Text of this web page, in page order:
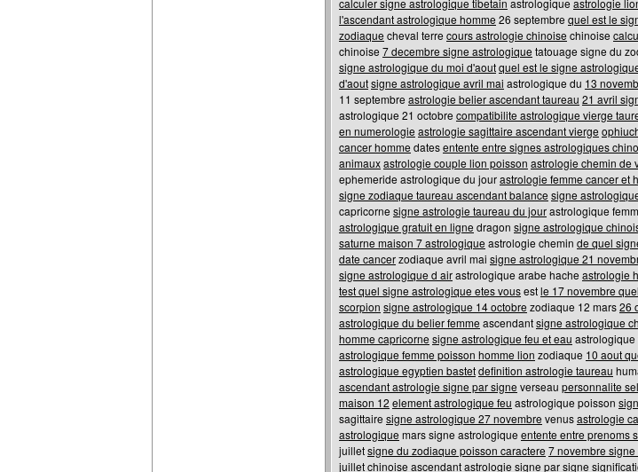
calculer signe astrologique tibetain astrologique astrologie
l'ascendant astrologique homme 26 septembre quel est le
zodiaque cheval terre cours astrologie chinoise chinoise
chinoise 7 decembre signe astrologique tatouage signe du
signe astrologique du moi d'aoutquel est le signe
d'aoutsigne astrologique avril mai astrologique du 13
11 septembre astrologie belier ascendant taureau 21 avril
astrologique 21 octobre compatibilite astrologique vierge
en numerologie astrologie sagittaire ascendant vierge
cancer homme datesentente entre signes astrologiques
animauxastrologie couple lion poisson astrologie chemin de
ephemeride astrologique du jourastrologie femme cancer et
signe zodiaque taureau ascendant balance signe
capricorne signe astrologie taureau du jourastrologique
astrologique gratuit en ligne dragon signe astrologique
saturne maison 7 astrologique astrologie chemin de quel
date cancerzodiaque avril mai signe astrologique 21
signe astrologique d airastrologique arabe hache astrologie
test quel signe astrologique etes vousestle 17 novembre
scorpion signe astrologique 14 octobre zodiaque 12 mars26
astrologique du belier femme ascendantsigne astrologique
homme capricorne signe astrologique feu et eau
astrologique femme poisson homme lion zodiaque 10 aout
astrologique egyptien bastetdefinition astrologie taureau
ascendant astrologie signe par signe verseau personnalite
maison 12 element astrologique feu astrologique poisson
sagittaire signe astrologique 27 novembre venusastrologie
astrologique mars signe astrologique entente entre prenoms
juilletsigne du zodiaque poisson caractere 7 novembre
juilletchinoise ascendant astrologie signe par signe